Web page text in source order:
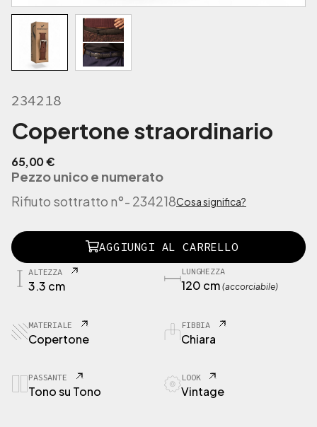
234218
Copertone straordinario
65,00€
Pezzo unico e numerato
Rifiuto sottratto n°- 234218Cosa significa?
2
3
4
C
o
r
t
AGGIUNGI AL CARRELLO
ALTEZZA
3.3 cm
LUNGHEZZA
120 cm (accorciabile)
MATERIALE
Copertone
FIBBIA
Chiara
PASSANTE
Tono su Tono
LOOK
Vintage